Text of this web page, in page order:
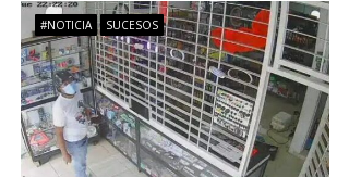
a
s
#NOTICIA SUCESOS